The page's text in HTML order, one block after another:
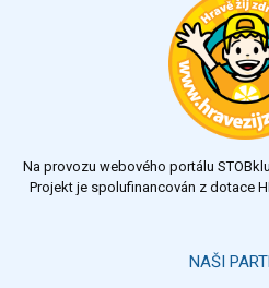
Výsledky
Na provozu webového portálu
Projekt je spolufinancován z dotace
NAŠI